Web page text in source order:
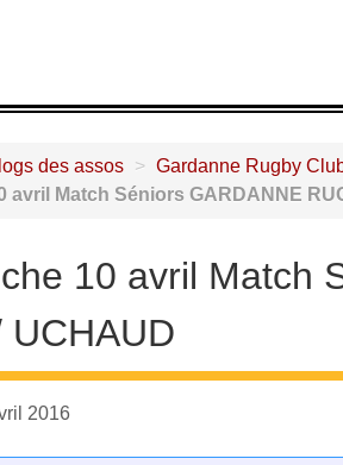
des assos > Gardanne Rugby
avril Match Séniors GARDANNE
10 avril Match
UCHAUD
2016